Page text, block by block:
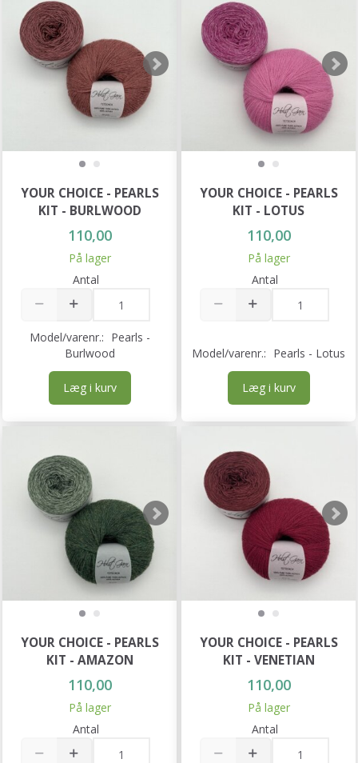
YOUR CHOICE - PEARLS
KIT - BURLWOOD
110,00
På lager
Antal
Model/varenr.: Pearls -
Burlwood
Læg i kurv
YOUR CHOICE - PEARLS
KIT - LOTUS
110,00
På lager
Antal
Model/varenr.: Pearls - Lotus
Læg i kurv
YOUR CHOICE - PEARLS
KIT - AMAZON
110,00
På lager
Antal
YOUR CHOICE - PEARLS
KIT - VENETIAN
110,00
På lager
Antal